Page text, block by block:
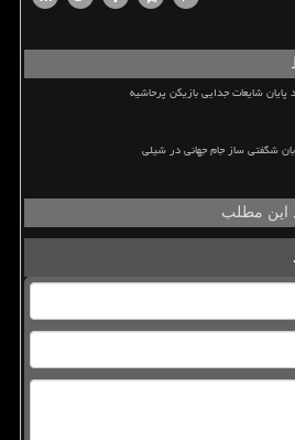
شایعات جدایی بازیکن پرحاشیه
شگفتی ساز جام جهانی در شیلی
این مطلب